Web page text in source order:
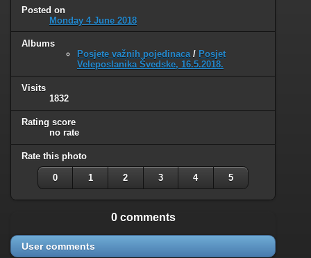
Posted on
Monday 4 June 2018
Albums
Posjete važnih pojedinaca/ Posjet
Veleposlanika Švedske, 16.5.2018.
Visits
1832
Rating score
no rate
Rate this photo
0 1 2 3 4 5
0 comments
User comments